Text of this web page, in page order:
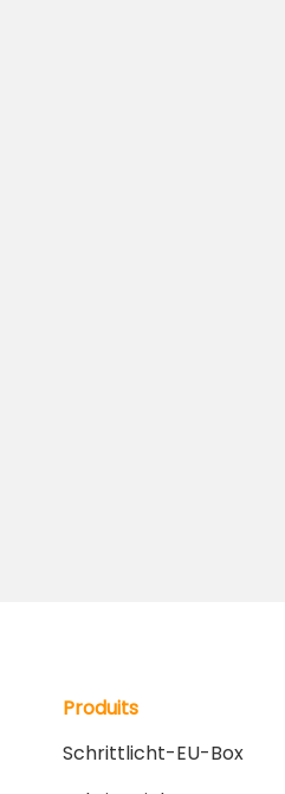
Produits
Schrittlicht-EU-Box